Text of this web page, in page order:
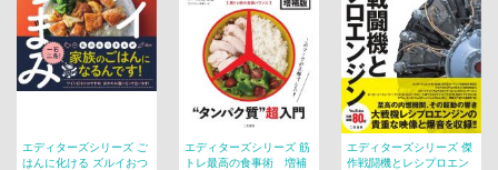
エディターズシリーズ ご
はんに化ける ズルイおつ
エディターズシリーズ 筋
トレ最高の食事術 増補
エディターズシリーズ 傑
作戦闘機とレシプロエン